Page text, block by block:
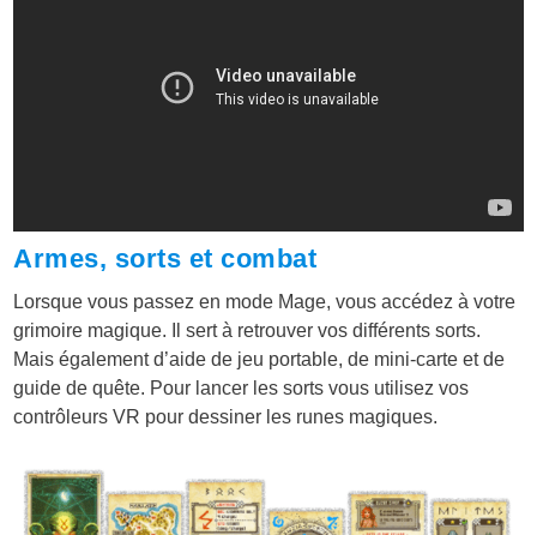
Armes, sorts et combat
Lorsque vous passez en mode Mage, vous accédez à votre
grimoire magique. Il sert à retrouver vos différents sorts.
Mais également d’aide de jeu portable, de mini-carte et de
guide de quête. Pour lancer les sorts vous utilisez vos
contrôleurs VR pour dessiner les runes magiques.